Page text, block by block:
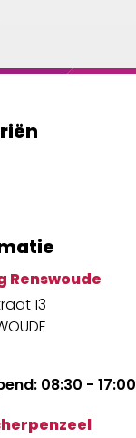
Renswoude
13
08:30 - 17:00